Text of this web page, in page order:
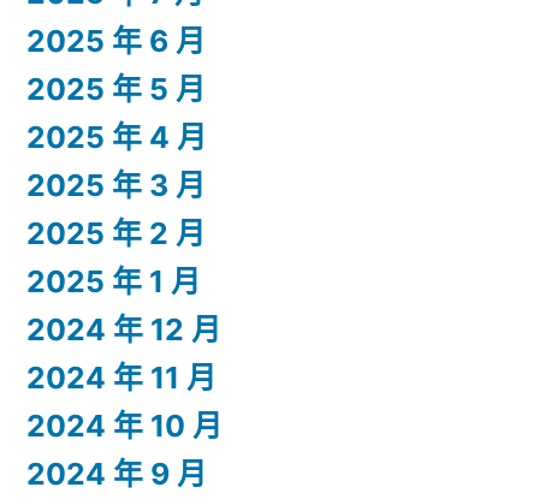
2025 年 6 月
2025 年 5 月
2025 年 4 月
2025 年 3 月
2025 年 2 月
2025 年 1 月
2024 年 12 月
2024 年 11 月
2024 年 10 月
2024 年 9 月